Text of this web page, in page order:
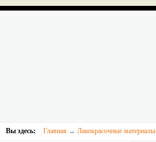
Вы здесь: Главная → Лакокрасочные материалы